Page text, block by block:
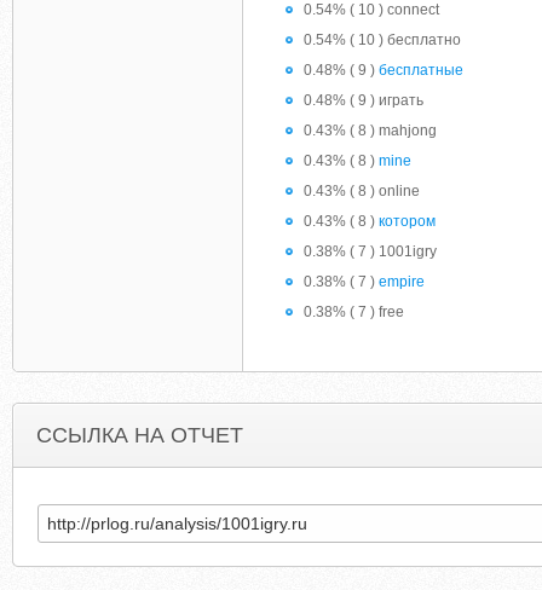
0.54% ( 10 ) connect
0.54% ( 10 ) бесплатно
0.48% ( 9 ) бесплатные
0.48% ( 9 ) играть
0.43% ( 8 ) mahjong
0.43% ( 8 ) mine
0.43% ( 8 ) online
0.43% ( 8 ) котором
0.38% ( 7 ) 1001igry
0.38% ( 7 ) empire
0.38% ( 7 ) free
ССЫЛКА НА ОТЧЕТ